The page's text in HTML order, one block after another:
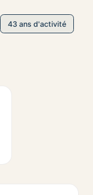
43 ans d'activité